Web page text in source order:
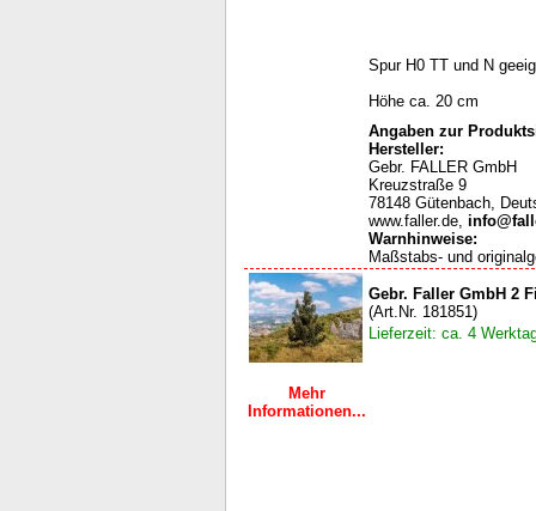
Spur H0 TT und N
Höhe ca. 20 cm
Angaben zur
Hersteller:
Gebr. FALLER GmbH
Kreuzstraße 9
78148 Gütenbach,
www.faller.de,
Warnhinweise:
Maßstabs- und
Mehr
Informationen...
Gebr. Faller GmbH 2
(Art.Nr. 181851)
Lieferzeit: ca. 4